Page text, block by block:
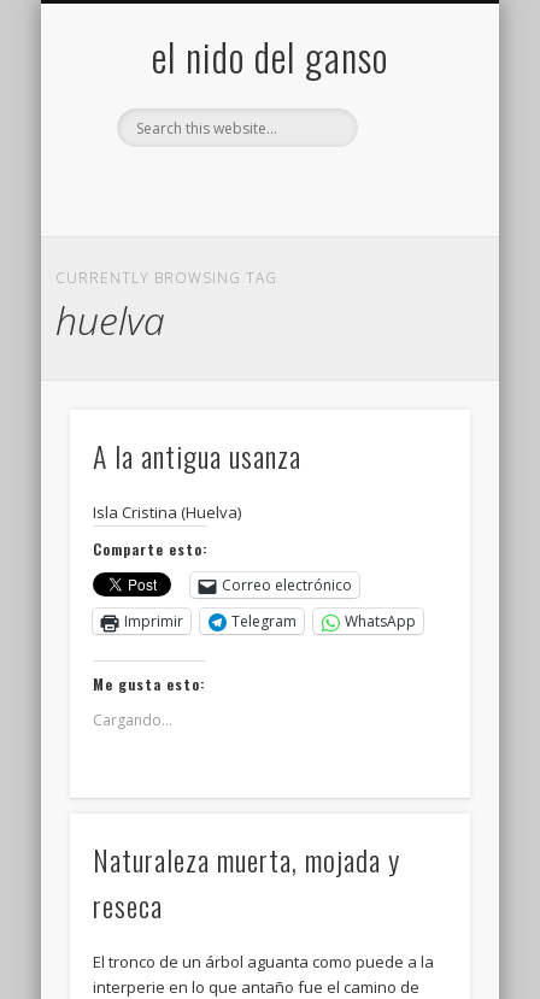
el nido del ganso
CURRENTLY BROWSING TAG
huelva
A la antigua usanza
Isla Cristina (Huelva)
Comparte esto:
Correo electrónico
Imprimir
Telegram WhatsApp
Me gusta esto:
Cargando...
Naturaleza muerta, mojada y
reseca
El tronco de un árbol aguanta como puede a la
interperie en lo que antaño fue el camino de